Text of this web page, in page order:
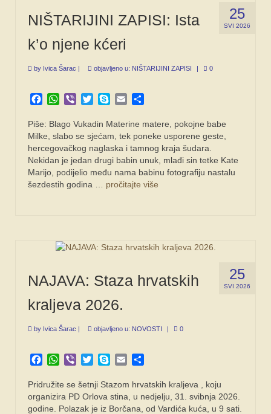
25
SVI 2026
NIŠTARIJINI ZAPISI: Ista
k’o njene kćeri
by Ivica Šarac | objavljeno u: NIŠTARIJINI ZAPISI | 0
Facebook
WhatsApp
Viber TwitterSkypeEmail
Piše: Blago Vukadin Materine matere, pokojne babe
Milke, slabo se sjećam, tek poneke usporene geste,
hercegovačkog naglaska i tamnog kraja šudara.
Nekidan je jedan drugi babin unuk, mlađi sin tetke Kate
Marijo, podijelio među nama babinu fotografiju nastalu
šezdestih godina … pročitajte više
25
SVI 2026
NAJAVA: Staza hrvatskih
kraljeva 2026.
by Ivica Šarac | objavljeno u: NOVOSTI | 0
Facebook
WhatsApp
Viber TwitterSkypeEmail
Pridružite se šetnji Stazom hrvatskih kraljeva , koju
organizira PD Orlova stina, u nedjelju, 31. svibnja 2026.
godine. Polazak je iz Borčana, od Vardića kuća, u 9 sati.